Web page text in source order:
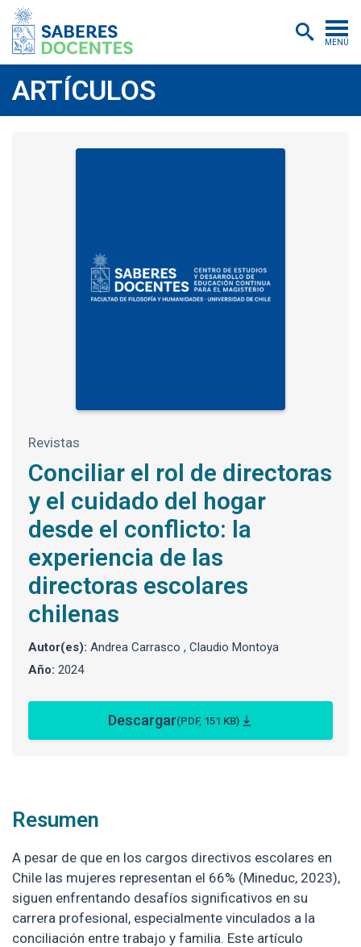
MENÚ
Postítulos y diplomados
Asistencias educativas
Inscripciones
ARTÍCULOS
Revistas
Conciliar el rol de directoras
y el cuidado del hogar
desde el conflicto: la
experiencia de las
directoras escolares
chilenas
Autor(es): Andrea Carrasco , Claudio Montoya
Año: 2024
Descargar(PDF, 151 KB)
Resumen
A pesar de que en los cargos directivos escolares en
Chile las mujeres representan el 66% (Mineduc, 2023),
siguen enfrentando desafíos significativos en su
carrera profesional, especialmente vinculados a la
conciliación entre trabajo y familia. Este artículo